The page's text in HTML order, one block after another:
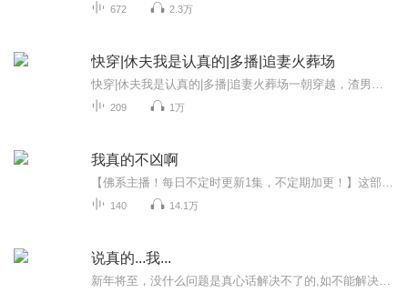
672 2.3万
快穿|休夫我是认真的|多播|追妻火葬场
209 1万
我真的不凶啊
140 14.1万
说真的...我...